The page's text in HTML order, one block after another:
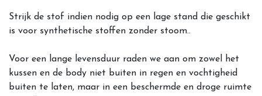
Strijk de stof indien nodig op een lage stand die geschikt
is voor synthetische stoffen zonder stoom..
Voor een lange levensduur raden we aan om zowel het
kussen en de body niet buiten in regen en vochtigheid
buiten te laten, maar in een beschermde en droge ruimte